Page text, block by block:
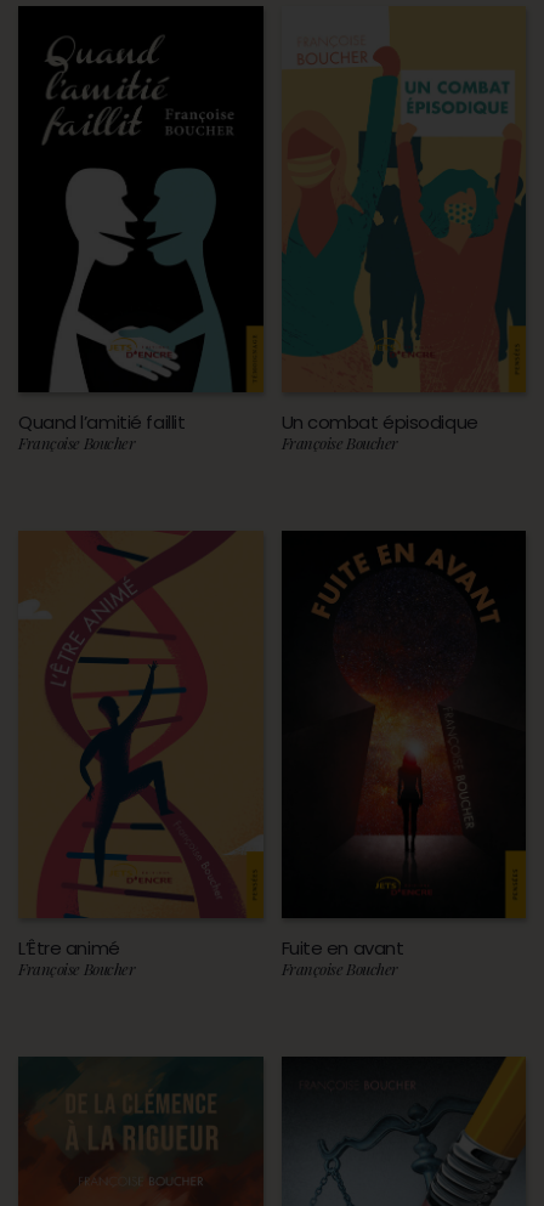
Quand l’amitié faillit
Françoise Boucher
Un combat épisodique
Françoise Boucher
L’Être animé
Françoise Boucher
Fuite en avant
Françoise Boucher